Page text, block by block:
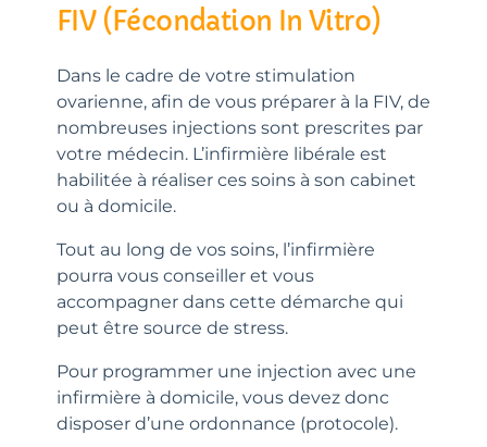
FIV (Fécondation In Vitro)
Dans le cadre de votre stimulation
ovarienne, afin de vous préparer à la FIV, de
nombreuses injections sont prescrites par
votre médecin. L’infirmière libérale est
habilitée à réaliser ces soins à son cabinet
ou à domicile.
Tout au long de vos soins, l’infirmière
pourra vous conseiller et vous
accompagner dans cette démarche qui
peut être source de stress.
Pour programmer une injection avec une
infirmière à domicile, vous devez donc
disposer d’une ordonnance (protocole).